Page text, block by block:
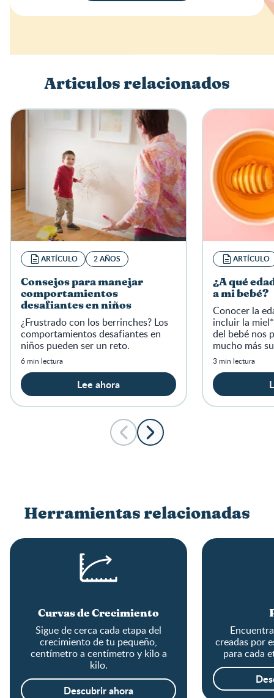
Escribe una reseña
Articulos relacionados
ARTÍCULO 2 AÑOS
Consejos para manejar
comportamientos
desafiantes en niños
¿Frustrado con los berrinches? Los
comportamientos desafiantes en
niños pueden ser un reto.
6 min lectura
Lee ahora
ARTÍCULO
¿A qué
a mi bebé?
Conocer la
incluir la
del bebé nos
mucho más
¡Continúa
3 min lectura
Herramientas relacionadas
Curvas de Crecimiento
Sigue de cerca cada etapa del
crecimiento de tu pequeño,
centímetro a centímetro y kilo a
kilo.
Descubrir ahora
creadas por
para cada